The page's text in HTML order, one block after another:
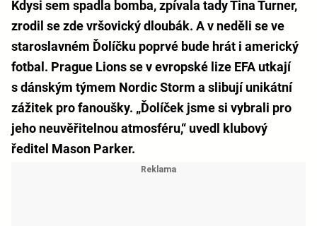
Kdysi sem spadla bomba, zpívala tady Tina Turner,
zrodil se zde vršovický dloubák. A v neděli se ve
staroslavném Ďolíčku poprvé bude hrát i americký
fotbal. Prague Lions se v evropské lize EFA utkají
s dánským týmem Nordic Storm a slibují unikátní
zážitek pro fanoušky. „Ďolíček jsme si vybrali pro
jeho neuvěřitelnou atmosféru,“ uvedl klubový
ředitel Mason Parker.